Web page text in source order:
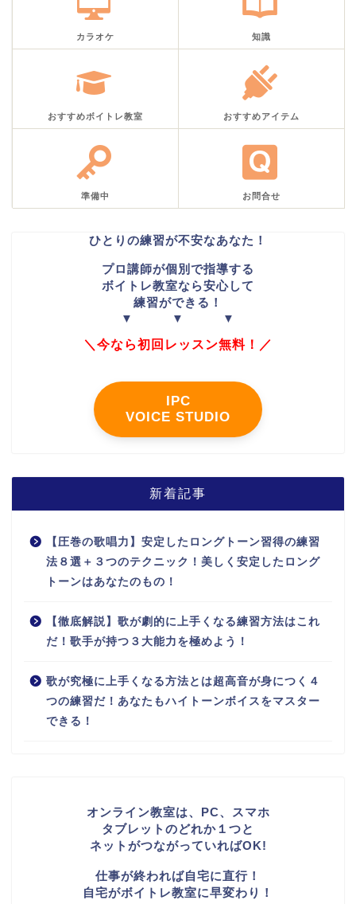
カラオケ 知識
おすすめボイトレ教室 おすすめアイテム
準備中 お問合せ
ひとりの練習が不安なあなた！
プロ講師が個別で指導する
ボイトレ教室なら安心して
練習ができる！
▼ ▼ ▼
＼今なら初回レッスン無料！／
IPC
VOICE STUDIO
新着記事
【圧巻の歌唱力】安定したロングトーン習得の練習
法８選＋３つのテクニック！美しく安定したロング
トーンはあなたのもの！
【徹底解説】歌が劇的に上手くなる練習方法はこれ
だ！歌手が持つ３大能力を極めよう！
歌が究極に上手くなる方法とは超高音が身につく４
つの練習だ！あなたもハイトーンボイスをマスター
できる！
オンライン教室は、PC、スマホ
タブレットのどれか１つと
ネットがつながっていればOK!
仕事が終われば自宅に直行！
自宅がボイトレ教室に早変わり！